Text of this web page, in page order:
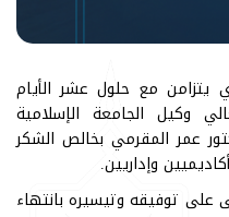
يتزامن مع حلول عشر الأيام
وكيل الجامعة الإسلامية
عمر المقرمي بخالص الشكر
وإداريين.
على توفيقه وتيسيره بانتهاء